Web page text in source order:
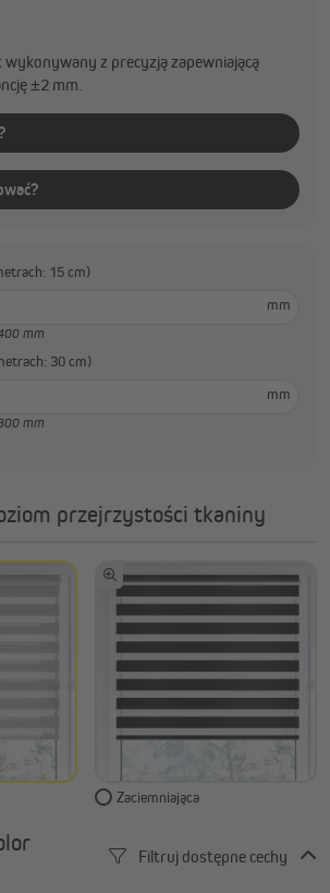
z precyzją zapewniającą
±2 mm.
15 cm)
mm
mm
30 cm)
mm
mm
przejrzystości tkaniny
Zaciemniająca
Filtruj dostępne cechy